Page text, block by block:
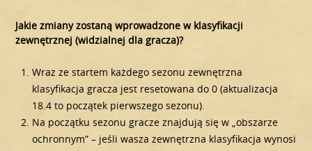
Jakie zmiany zostaną wprowadzone w klasyfikacji
zewnętrznej (widzialnej dla gracza)?
Wraz ze startem każdego sezonu zewnętrzna
klasyfikacja gracza jest resetowana do 0 (aktualizacja
18.4 to początek pierwszego sezonu).
Na początku sezonu gracze znajdują się w „obszarze
ochronnym” – jeśli wasza zewnętrzna klasyfikacja wynosi